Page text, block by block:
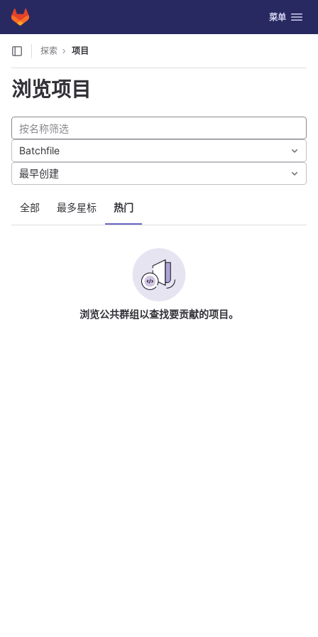
Skip to content
GitLab 切换导航
菜单
探索 项目
浏览项目
全部 最多星标 热门
Batchfile
最早创建
浏览公共群组以查找要贡献的项目。